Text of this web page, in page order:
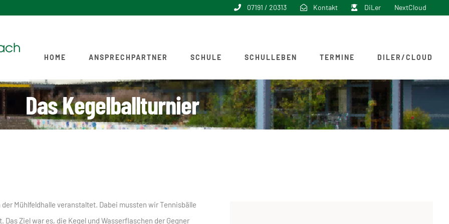
07191 / 20313 Kontakt DiLer NextCloud
HOME ANSPRECHPARTNER SCHULE SCHULLEBEN TERMINE DILER/CLOUD
Das Kegelballturnier
Mühlfeldhalle veranstaltet. Dabei mussten wir Tennisbälle
Ziel war es, die Kegel und Wasserflaschen der Gegner